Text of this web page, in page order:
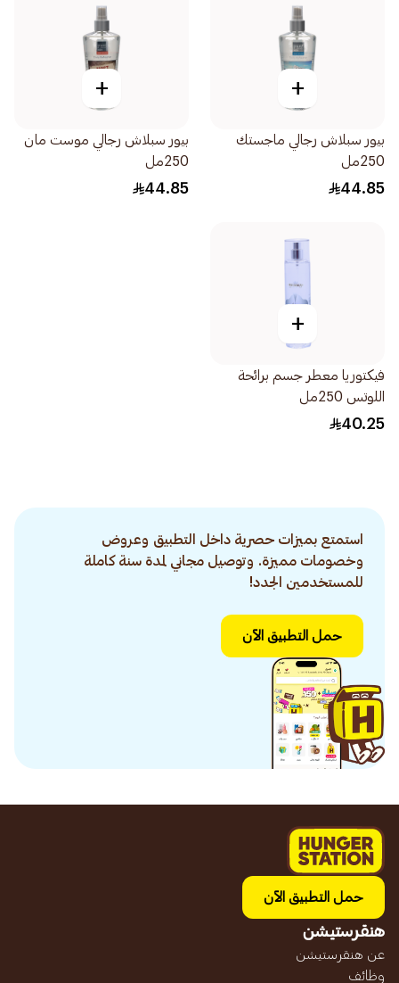
+
بيور سبلاش رجالي ماجستك
250مل
44.85
+
بيور سبلاش رجالي موست مان
250مل
44.85
+
فيكتوريا معطر جسم برائحة
اللوتس 250مل
40.25
استمتع بميزات حصرية داخل التطبيق وعروض
وخصومات مميزة. وتوصيل مجاني لمدة سنة كاملة
للمستخدمين الجدد!
حمل التطبيق الآن
حمل التطبيق الآن
هنقرستيشن
عن هنقرستيشن
وظائف